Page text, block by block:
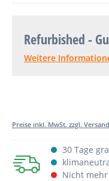
Refurbished -
Weitere
Preise inkl. MwSt. zzgl.
30 Tage
Nicht